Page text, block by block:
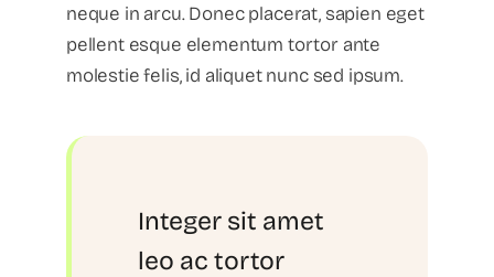
neque in arcu. Donec placerat, sapien eget
pellent esque elementum tortor ante
molestie felis, id aliquet nunc sed ipsum.
Integer sit amet
leo ac tortor